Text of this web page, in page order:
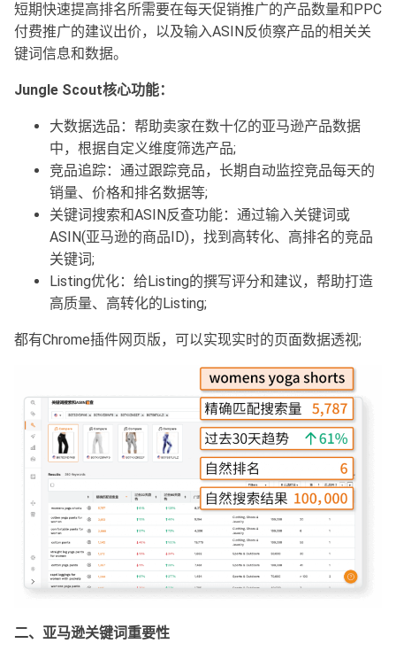
短期快速提高排名所需要在每天促销推广的产品数量和PPC
付费推广的建议出价，以及输入ASIN反侦察产品的相关关
键词信息和数据。
Jungle Scout核心功能：
大数据选品：帮助卖家在数十亿的亚马逊产品数据
中，根据自定义维度筛选产品;
竞品追踪：通过跟踪竞品，长期自动监控竞品每天的
销量、价格和排名数据等;
关键词搜索和ASIN反查功能：通过输入关键词或
ASIN(亚马逊的商品ID)，找到高转化、高排名的竞品
关键词;
Listing优化：给Listing的撰写评分和建议，帮助打造
高质量、高转化的Listing;
都有Chrome插件网页版，可以实现实时的页面数据透视;
二、亚马逊关键词重要性